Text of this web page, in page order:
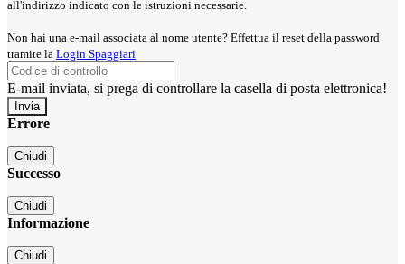
all'indirizzo indicato con le istruzioni necessarie.
Non hai una e-mail associata al nome utente? Effettua il reset della password
tramite la Login Spaggiari
E-mail inviata, si prega di controllare la casella di posta elettronica!
Errore
Chiudi
Successo
Chiudi
Informazione
Chiudi